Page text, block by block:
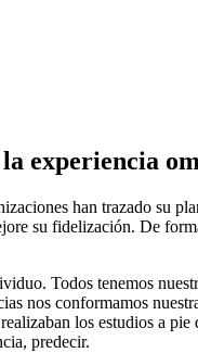
experiencia
han trazado su
su fidelización. De
Todos tenemos
nos conformamos
los estudios a
predecir.